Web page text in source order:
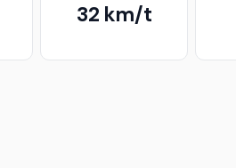
32 km/t